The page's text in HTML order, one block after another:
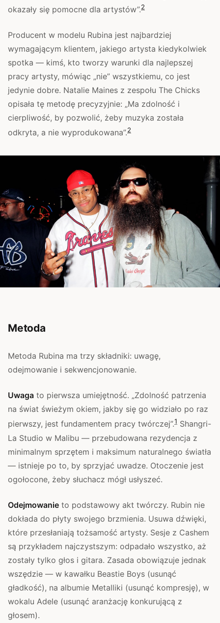
okazały się pomocne dla artystów”.2
Producent w modelu Rubina jest najbardziej
wymagającym klientem, jakiego artysta kiedykolwiek
spotka — kimś, kto tworzy warunki dla najlepszej
pracy artysty, mówiąc „nie” wszystkiemu, co jest
jedynie dobre. Natalie Maines z zespołu The Chicks
opisała tę metodę precyzyjnie: „Ma zdolność i
cierpliwość, by pozwolić, żeby muzyka została
odkryta, a nie wyprodukowana”.2
Metoda
Metoda Rubina ma trzy składniki: uwagę,
odejmowanie i sekwencjonowanie.
Uwaga to pierwsza umiejętność. „Zdolność patrzenia
na świat świeżym okiem, jakby się go widziało po raz
pierwszy, jest fundamentem pracy twórczej”.1 Shangri-
La Studio w Malibu — przebudowana rezydencja z
minimalnym sprzętem i maksimum naturalnego światła
— istnieje po to, by sprzyjać uwadze. Otoczenie jest
ogołocone, żeby słuchacz mógł usłyszeć.
Odejmowanie to podstawowy akt twórczy. Rubin nie
dokłada do płyty swojego brzmienia. Usuwa dźwięki,
które przesłaniają tożsamość artysty. Sesje z Cashem
są przykładem najczystszym: odpadało wszystko, aż
zostały tylko głos i gitara. Zasada obowiązuje jednak
wszędzie — w kawałku Beastie Boys (usunąć
gładkość), na albumie Metalliki (usunąć kompresję), w
wokalu Adele (usunąć aranżację konkurującą z
głosem).